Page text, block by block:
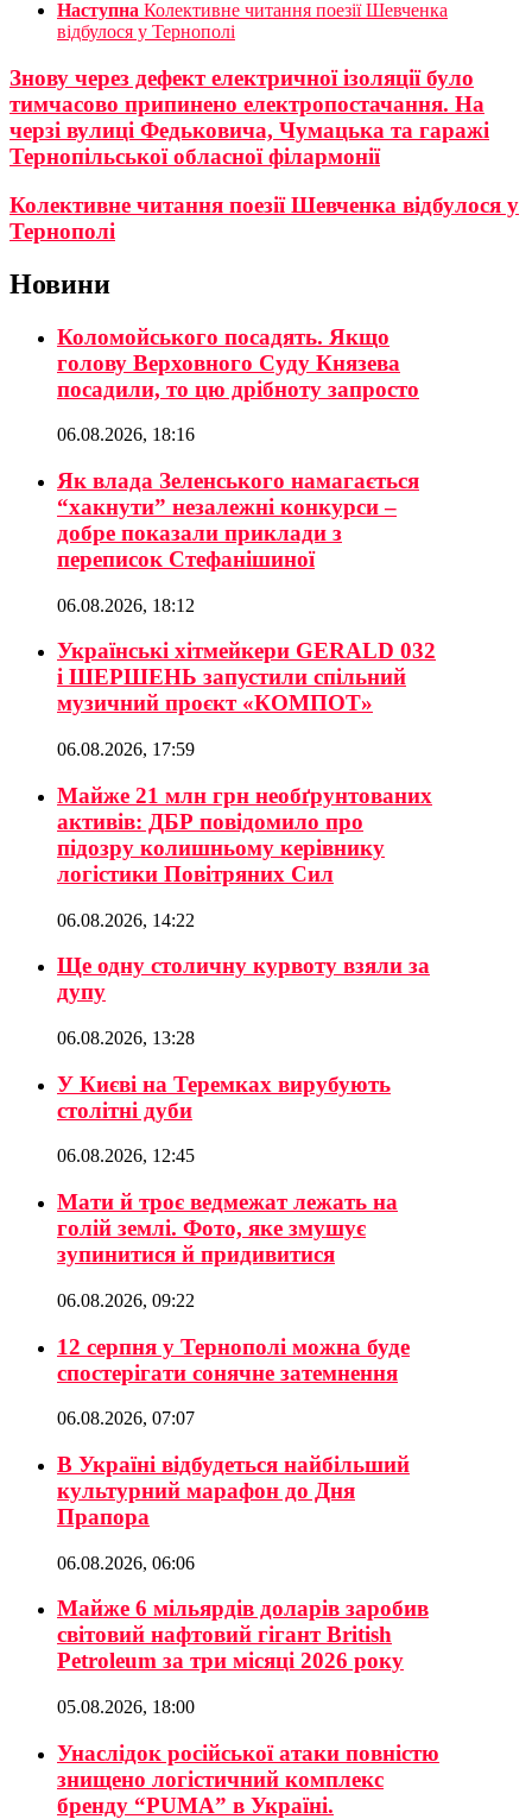
Наступна Колективне читання поезії Шевченка
відбулося у Тернополі
Знову через дефект електричної ізоляції було
тимчасово припинено електропостачання. На
черзі вулиці Федьковича, Чумацька та гаражі
Тернопільської обласної філармонії
Колективне читання поезії Шевченка відбулося у
Тернополі
Новини
Коломойського посадять. Якщо
голову Верховного Суду Князева
посадили, то цю дрібноту запросто
06.08.2026, 18:16
Як влада Зеленського намагається
“хакнути” незалежні конкурси –
добре показали приклади з
переписок Стефанішиної
06.08.2026, 18:12
Українські хітмейкери GERALD 032
і ШЕРШЕНЬ запустили спільний
музичний проєкт «КОМПОТ»
06.08.2026, 17:59
Майже 21 млн грн необґрунтованих
активів: ДБР повідомило про
підозру колишньому керівнику
логістики Повітряних Сил
06.08.2026, 14:22
Ще одну столичну курвоту взяли за
дупу
06.08.2026, 13:28
У Києві на Теремках вирубують
столітні дуби
06.08.2026, 12:45
Мати й троє ведмежат лежать на
голій землі. Фото, яке змушує
зупинитися й придивитися
06.08.2026, 09:22
12 серпня у Тернополі можна буде
спостерігати сонячне затемнення
06.08.2026, 07:07
В Україні відбудеться найбільший
культурний марафон до Дня
Прапора
06.08.2026, 06:06
Майже 6 мільярдів доларів заробив
світовий нафтовий гігант British
Petroleum за три місяці 2026 року
05.08.2026, 18:00
Унаслідок російської атаки повністю
знищено логістичний комплекс
бренду “PUMA” в Україні.